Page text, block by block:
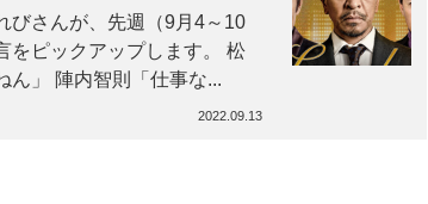
さんが、先週（9月4～10
をピックアップします。 松
本人志「陣内マジでおもんないねん」 陣内智則「仕事な...
2022.09.13